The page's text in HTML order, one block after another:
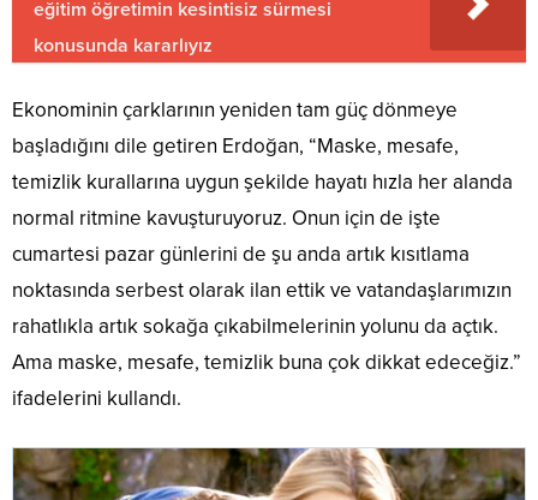
eğitim öğretimin kesintisiz sürmesi
konusunda kararlıyız
Ekonominin çarklarının yeniden tam güç dönmeye
başladığını dile getiren Erdoğan, “Maske, mesafe,
temizlik kurallarına uygun şekilde hayatı hızla her alanda
normal ritmine kavuşturuyoruz. Onun için de işte
cumartesi pazar günlerini de şu anda artık kısıtlama
noktasında serbest olarak ilan ettik ve vatandaşlarımızın
rahatlıkla artık sokağa çıkabilmelerinin yolunu da açtık.
Ama maske, mesafe, temizlik buna çok dikkat edeceğiz.”
ifadelerini kullandı.